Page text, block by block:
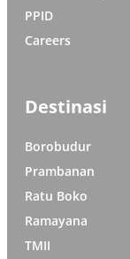
PPID
Careers
Destinasi
Borobudur
Prambanan
Ratu Boko
Ramayana
TMII